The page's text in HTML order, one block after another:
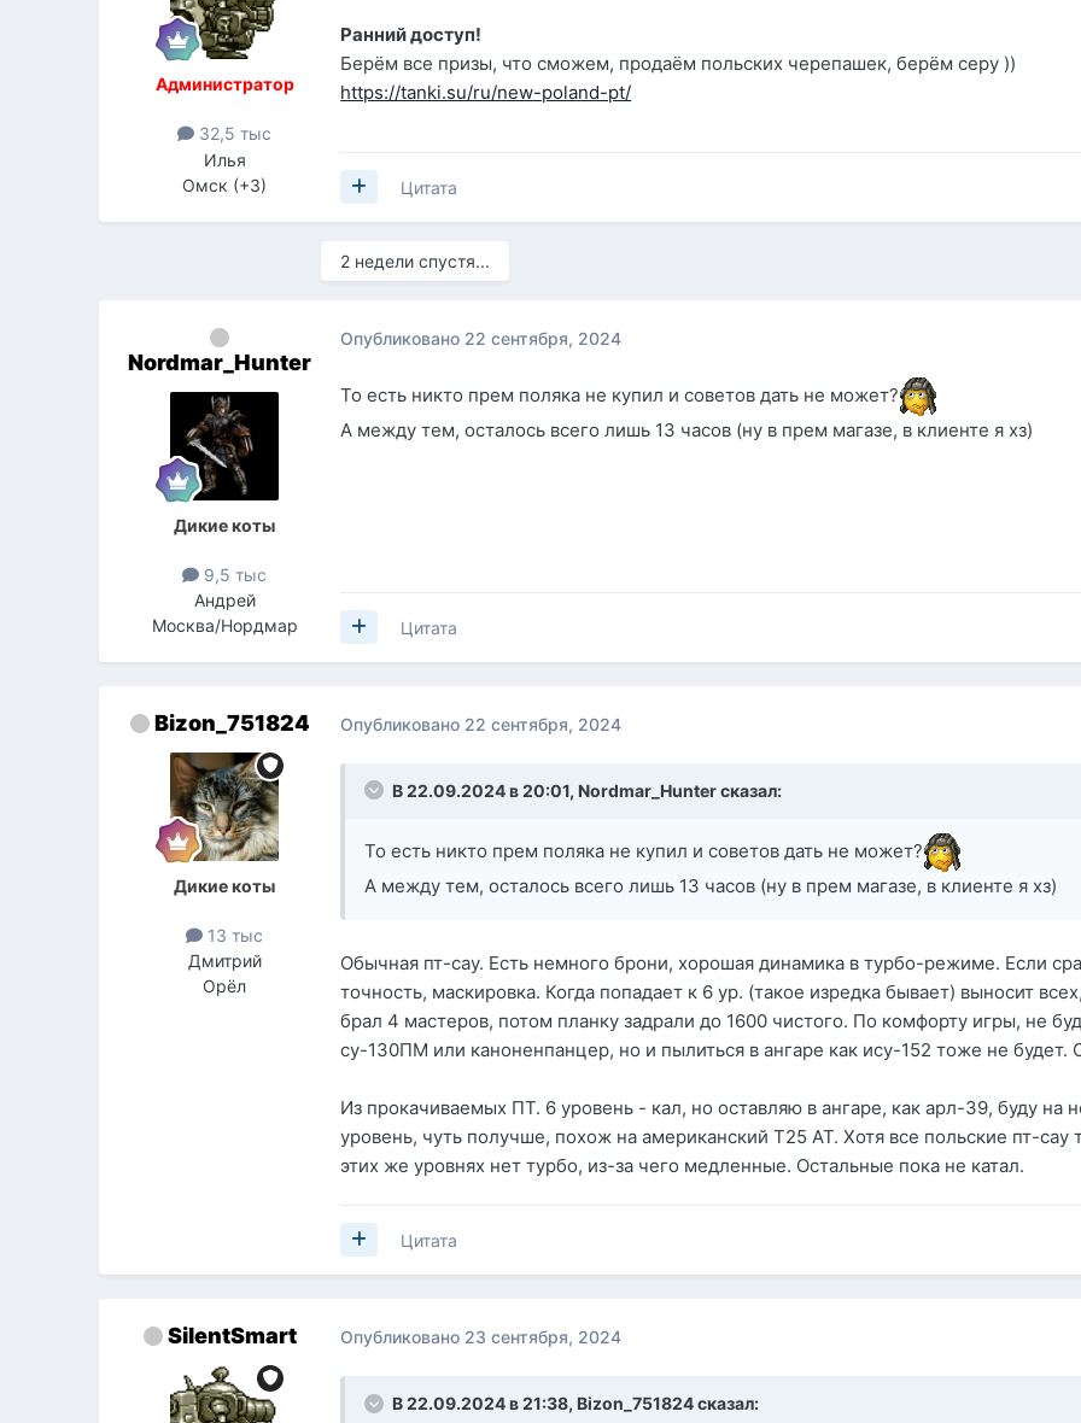
Администратор
32,5 тыс
Илья
Омск (+3)
Ранний доступ!
Берём все призы, что сможем, продаём польских черепашек, берём серу ))
https://tanki.su/ru/new-poland-pt/
Цитата
2 недели спустя...
Nordmar_Hunter
Дикие коты
9,5 тыс
Андрей
Москва/Нордмар
Опубликовано 22 сентября, 2024
То есть никто прем поляка не купил и советов дать не может?
А между тем, осталось всего лишь 13 часов (ну в прем магазе, в клиенте я хз)
Цитата
Bizon_751824
Дикие коты
13 тыс
Дмитрий
Орёл
Опубликовано 22 сентября, 2024
В 22.09.2024 в 20:01, Nordmar_Hunterсказал:
То есть никто прем поляка не купил и советов дать не может?
А между тем, осталось всего лишь 13 часов (ну в прем магазе, в клиенте я хз)
Обычная пт-сау. Есть немного брони, хорошая динамика в турбо-режиме. Если
точность, маскировка. Когда попадает к 6 ур. (такое изредка бывает) выносит
брал 4 мастеров, потом планку задрали до 1600 чистого. По комфорту игры, не
су-130ПМ или каноненпанцер, но и пылиться в ангаре как ису-152 тоже не будет.
Из прокачиваемых ПТ. 6 уровень - кал, но оставляю в ангаре, как арл-39, буду на
уровень, чуть получше, похож на американский Т25 АТ. Хотя все польские пт-
этих же уровнях нет турбо, из-за чего медленные. Остальные пока не катал.
Цитата
SilentSmart Опубликовано 23 сентября, 2024
В 22.09.2024 в 21:38, Bizon_751824сказал: